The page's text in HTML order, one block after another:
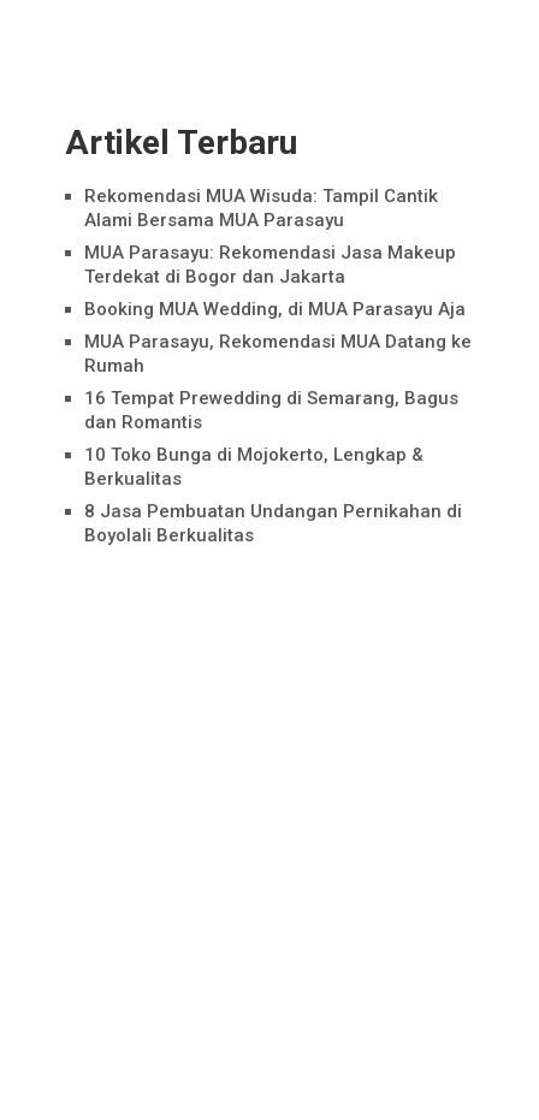
Artikel Terbaru
Rekomendasi MUA Wisuda: Tampil Cantik
Alami Bersama MUA Parasayu
MUA Parasayu: Rekomendasi Jasa Makeup
Terdekat di Bogor dan Jakarta
Booking MUA Wedding, di MUA Parasayu Aja
MUA Parasayu, Rekomendasi MUA Datang ke
Rumah
16 Tempat Prewedding di Semarang, Bagus
dan Romantis
10 Toko Bunga di Mojokerto, Lengkap &
Berkualitas
8 Jasa Pembuatan Undangan Pernikahan di
Boyolali Berkualitas